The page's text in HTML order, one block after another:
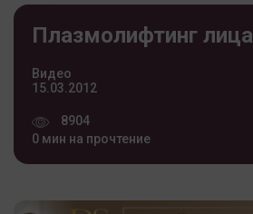
Плазмолифтинг лица
Видео
15.03.2012
8904
0 мин на прочтение